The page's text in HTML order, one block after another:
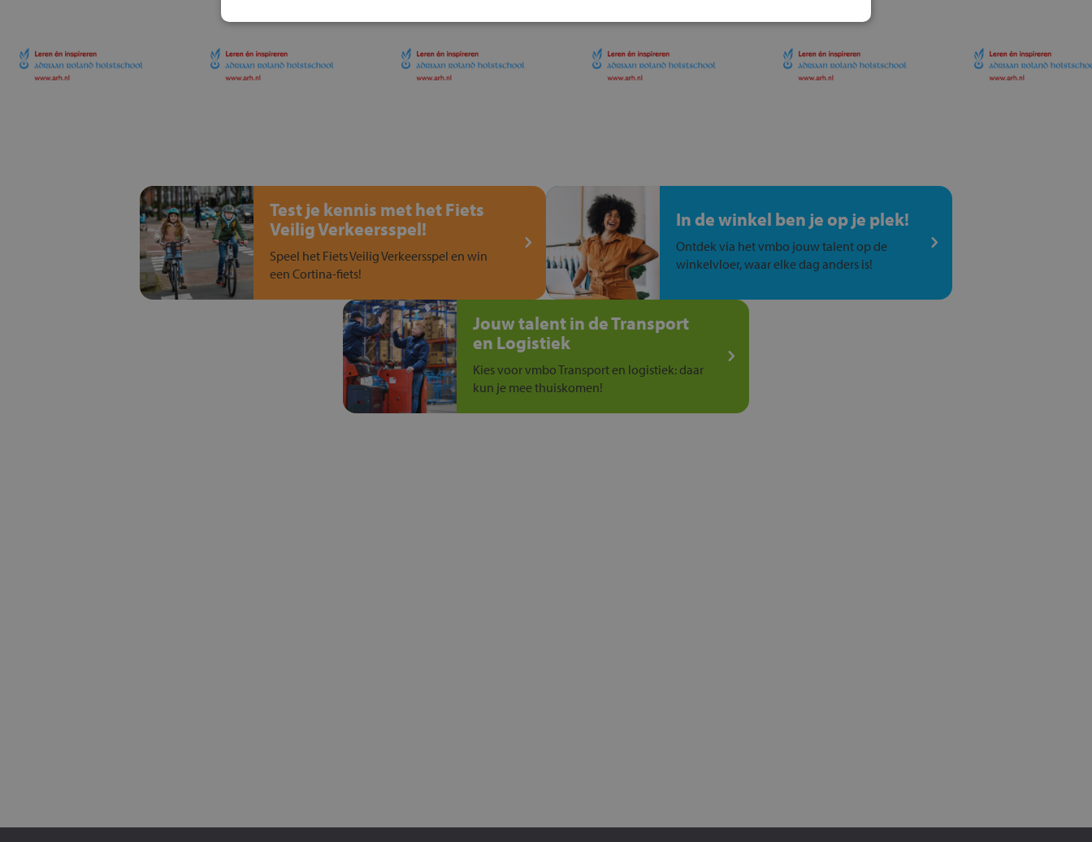
Test je kennis met het Fiets
Veilig Verkeersspel!
Speel het Fiets Veilig Verkeersspel en win
een Cortina-fiets!
In de winkel ben je op je plek!
Ontdek via het vmbo jouw talent op de
winkelvloer, waar elke dag anders is!
Jouw talent in de Transport
en Logistiek
Kies voor vmbo Transport en logistiek: daar
kun je mee thuiskomen!